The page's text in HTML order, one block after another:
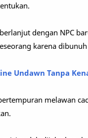
dengan NPC
karena
Undawn Tanpa
melawan